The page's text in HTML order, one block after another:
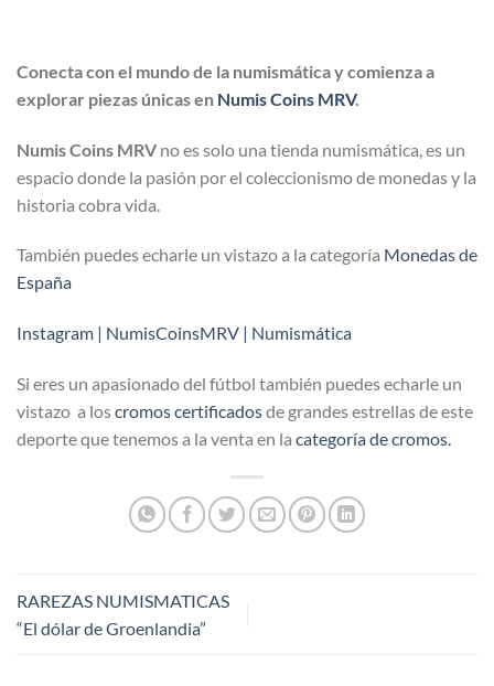
Conecta con el mundo de la numismática y comienza a
explorar piezas únicas en Numis Coins MRV.
Numis Coins MRV no es solo una tienda numismática, es un
espacio donde la pasión por el coleccionismo de monedas y la
historia cobra vida.
También puedes echarle un vistazo a la categoría Monedas de
España
Instagram | NumisCoinsMRV | Numismática
Si eres un apasionado del fútbol también puedes echarle un
vistazo a loscromos certificadosde grandes estrellas de este
deporte que tenemos a la venta en la categoría de cromos.
RAREZAS NUMISMATICAS
“El dólar de Groenlandia”